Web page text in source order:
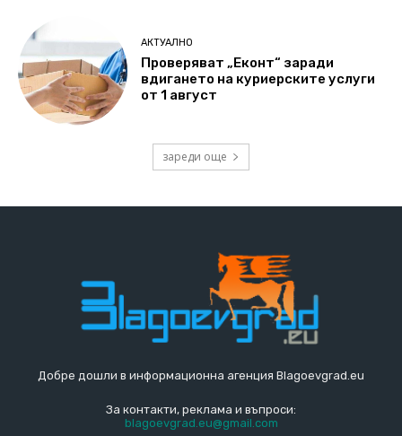
АКТУАЛНО
Проверяват „Еконт“ заради
вдигането на куриерските услуги
от 1 август
зареди още
Добре дошли в информационна агенция Blagoevgrad.eu
За контакти, реклама и въпроси:
blagoevgrad.eu@gmail.com